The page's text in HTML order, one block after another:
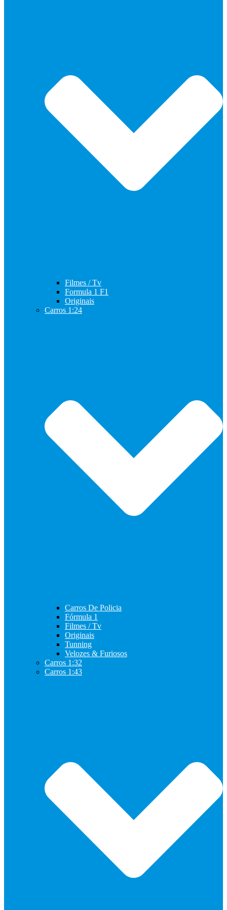
Filmes / Tv
Formula 1 F1
Originais
Carros 1:24
Carros De Policia
Fórmula 1
Filmes / Tv
Originais
Tunning
Velozes & Furiosos
Carros 1:32
Carros 1:43